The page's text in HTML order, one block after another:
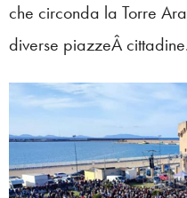
che circonda la Torre
diverse piazzeÂ